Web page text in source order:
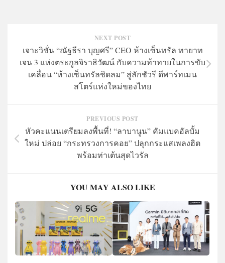
NEXT POST
เจาะวิชั่น “ณัฐธีรา บุญศรี” CEO ห้างเซ็นทรัล ทายาท
เจน 3 แห่งตระกูลจิราธิวัฒน์ กับความท้าทายในการขับ
เคลื่อน “ห้างเซ็นทรัลชิดลม” สู่ลักชัวรี ดีพาร์ทเมน
สโตร์แห่งใหม่ของไทย
PREVIOUS POST
หัวคะแนนเตรียมลงพื้นที่! “ลาบานูน” คัมแบคอัลบั้ม
ใหม่ ปล่อย “กระทรวงการคอย” ปลุกกระแสเพลงฮิต
พร้อมท่าเต้นสุดไวรัล
YOU MAY ALSO LIKE